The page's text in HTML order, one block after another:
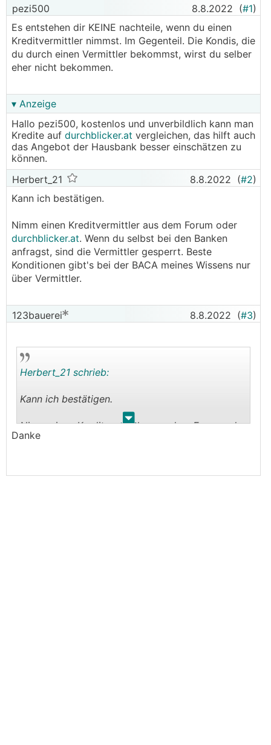
pezi500 8.8.2022 (#1)
Es entstehen dir KEINE nachteile, wenn du einen
Kreditvermittler nimmst. Im Gegenteil. Die Kondis, die
du durch einen Vermittler bekommst, wirst du selber
eher nicht bekommen.
▾ Anzeige
Hallo pezi500, kostenlos und unverbildlich kann man
Kredite auf durchblicker.at vergleichen, das hilft auch
das Angebot der Hausbank besser einschätzen zu
können.
Herbert_21
8.8.2022 (#2)
Kann ich bestätigen.
Nimm einen Kreditvermittler aus dem Forum oder
durchblicker.at. Wenn du selbst bei den Banken
anfragst, sind die Vermittler gesperrt. Beste
Konditionen gibt's bei der BACA meines Wissens nur
über Vermittler.
123bauerei 8.8.2022 (#3)
. .
Herbert_21 schrieb:
Kann ich bestätigen.
Nimm einen Kreditvermittler aus dem Forum oder
durchblicker.at
nur über Vermittler.
Danke